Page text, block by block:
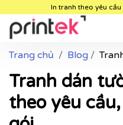
In tranh theo yêu
Trang chủ Blog
Tranh dán
theo yêu